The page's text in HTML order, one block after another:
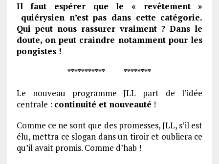
Il faut espérer que le « revêtement »
quiérysien n’est pas dans cette catégorie.
Qui peut nous rassurer vraiment ? Dans le
doute, on peut craindre notamment pour les
pongistes !
*********** ********
Le nouveau programme JLL part de l’idée
centrale : continuité et nouveauté!
Comme ce ne sont que des promesses, JLL, s’il est
élu, mettra ce slogan dans un tiroir et oubliera ce
qu’il avait promis. Comme d’hab !